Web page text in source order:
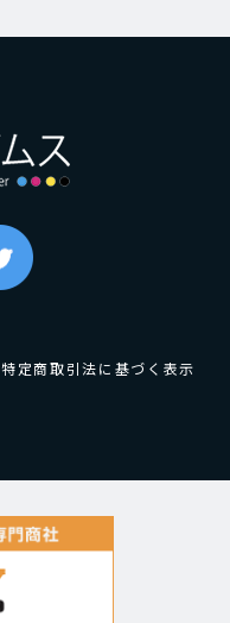
特定商取引法に基づく表示